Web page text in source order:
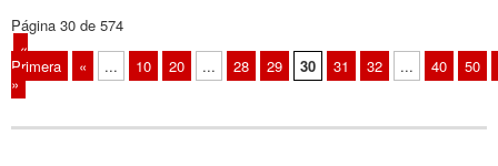
Página 30 de 574
«
Primera
« ... 10 20 ... 28 29 30 31 32 ... 40
50
»